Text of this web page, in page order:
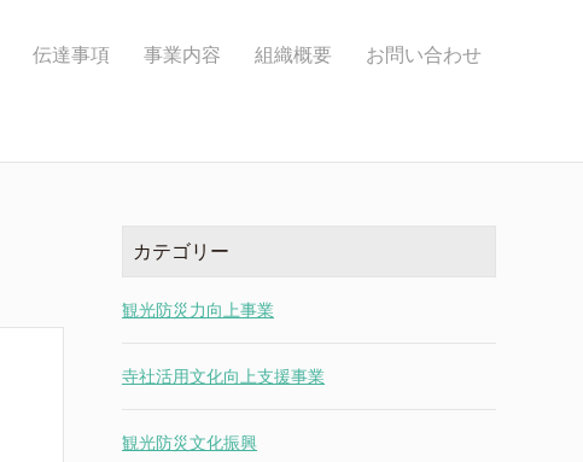
伝達事項 事業内容 組織概要 お問い合わせ
カテゴリー
観光防災力向上事業
寺社活用文化向上支援事業
観光防災文化振興